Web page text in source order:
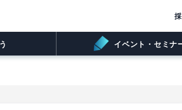
イベント・セミナ